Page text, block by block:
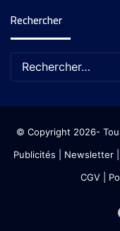
Rechercher
© Copyright 2026-
Publicités
Newsletter|
CGV|